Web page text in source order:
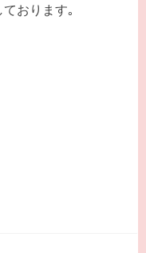
おります｡